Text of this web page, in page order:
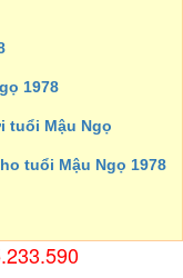
1978
tuổi Mậu Ngọ
tuổi Mậu Ngọ 1978